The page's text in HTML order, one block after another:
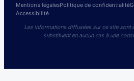
Mentions légalesPolitique de confidentialité
Accessibilité
Les informations diffusées sur ce site sont
substituent en aucun cas à une